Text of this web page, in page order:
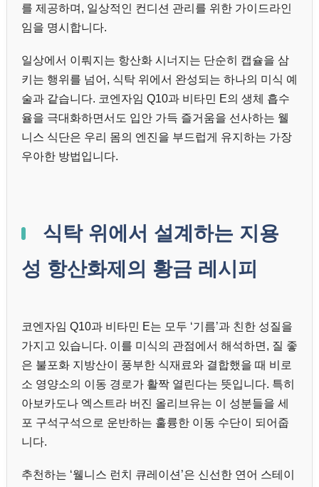
를 제공하며, 일상적인 컨디션 관리를 위한 가이드라인
임을 명시합니다.
일상에서 이뤄지는 항산화 시너지는 단순히 캡슐을 삼
키는 행위를 넘어, 식탁 위에서 완성되는 하나의 미식 예
술과 같습니다. 코엔자임 Q10과 비타민 E의 생체 흡수
율을 극대화하면서도 입안 가득 즐거움을 선사하는 웰
니스 식단은 우리 몸의 엔진을 부드럽게 유지하는 가장
우아한 방법입니다.
식탁 위에서 설계하는 지용
성 항산화제의 황금 레시피
코엔자임 Q10과 비타민 E는 모두 ‘기름’과 친한 성질을
가지고 있습니다. 이를 미식의 관점에서 해석하면, 질 좋
은 불포화 지방산이 풍부한 식재료와 결합했을 때 비로
소 영양소의 이동 경로가 활짝 열린다는 뜻입니다. 특히
아보카도나 엑스트라 버진 올리브유는 이 성분들을 세
포 구석구석으로 운반하는 훌륭한 이동 수단이 되어줍
니다.
추천하는 ‘웰니스 런치 큐레이션’은 신선한 연어 스테이